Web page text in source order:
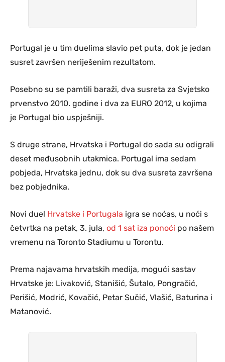
Portugal je u tim duelima slavio pet puta, dok je jedan
susret završen neriješenim rezultatom.
Posebno su se pamtili baraži, dva susreta za Svjetsko
prvenstvo 2010. godine i dva za EURO 2012, u kojima
je Portugal bio uspješniji.
S druge strane, Hrvatska i Portugal do sada su odigrali
deset međusobnih utakmica. Portugal ima sedam
pobjeda, Hrvatska jednu, dok su dva susreta završena
bez pobjednika.
Novi duel Hrvatske i Portugala igra se noćas, u noći s
četvrtka na petak, 3. jula, od 1 sat iza ponoći po našem
vremenu na Toronto Stadiumu u Torontu.
Prema najavama hrvatskih medija, mogući sastav
Hrvatske je: Livaković, Stanišić, Šutalo, Pongračić,
Perišić, Modrić, Kovačić, Petar Sučić, Vlašić, Baturina i
Matanović.